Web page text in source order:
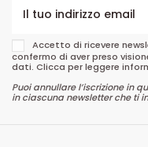
Accetto di ricevere
confermo di aver preso
dati. Clicca per leggere
Puoi annullare l’iscrizione in
in ciascuna newsletter che ti